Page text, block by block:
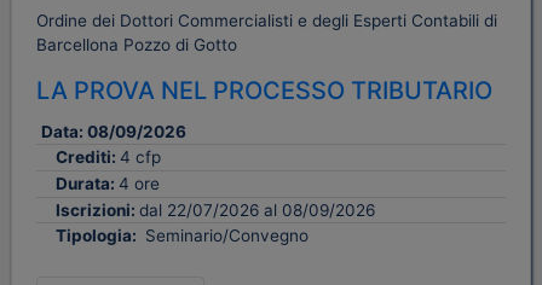
Ordine dei Dottori Commercialisti e degli Esperti Contabili di
Barcellona Pozzo di Gotto
LA PROVA NEL PROCESSO TRIBUTARIO
Data: 08/09/2026
Crediti: 4 cfp
Durata: 4 ore
Iscrizioni: dal 22/07/2026 al 08/09/2026
Tipologia: Seminario/Convegno